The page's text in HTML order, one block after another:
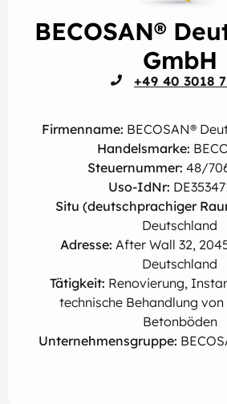
BECOSAN®
GmbH
+49 40 3018
Firmenname: BECOSAN®
Handelsmarke:
Steuernummer: 48/
Uso-IdNr:
Situ (deutschprachiger
Deutschland
Adresse: After Wall 32,
Deutschland
Tätigkeit: Renovierung,
technische Behandlung
Betonböden
Unternehmensgruppe: